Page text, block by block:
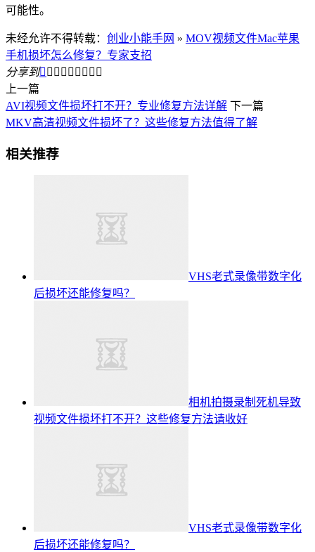
可能性。
未经允许不得转载： 创业小能手网 » MOV视频文件Mac苹果
手机损坏怎么修复？专家支招
分享到        
上一篇
AVI视频文件损坏打不开？专业修复方法详解 下一篇
MKV高清视频文件损坏了？这些修复方法值得了解
相关推荐
VHS老式录像带数字化
后损坏还能修复吗？
相机拍摄录制死机导致
视频文件损坏打不开？这些修复方法请收好
VHS老式录像带数字化
后损坏还能修复吗？